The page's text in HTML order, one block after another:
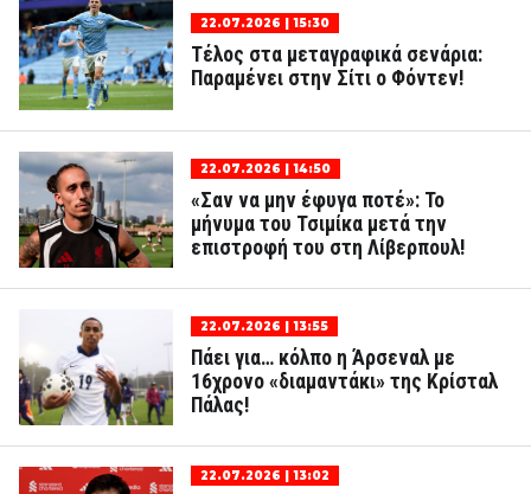
22.07.2026 | 15:30
Τέλος στα μεταγραφικά σενάρια:
Παραμένει στην Σίτι ο Φόντεν!
22.07.2026 | 14:50
«Σαν να μην έφυγα ποτέ»: Το
μήνυμα του Τσιμίκα μετά την
επιστροφή του στη Λίβερπουλ!
22.07.2026 | 13:55
Πάει για… κόλπο η Άρσεναλ με
16χρονο «διαμαντάκι» της Κρίσταλ
Πάλας!
22.07.2026 | 13:02